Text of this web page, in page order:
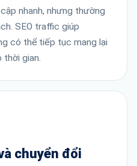
nhanh, nhưng thường
SEO traffic giúp
có thể tiếp tục mang lại
gian.
chuyển đổi